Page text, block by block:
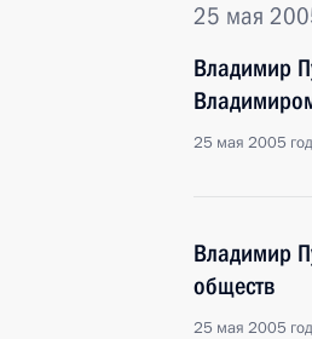
25 мая
Владимир
25 мая 2005
Владимир
обществ
25 мая 2005